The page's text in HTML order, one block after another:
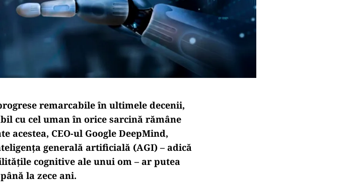
remarcabile în ultimele decenii,
cu cel uman în orice sarcină rămâne
acestea, CEO-ul Google DeepMind,
generală artificială (AGI) – adică
cognitive ale unui om – ar putea
la zece ani.